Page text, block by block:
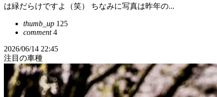
は緑だらけですよ（笑） ちなみに写真は昨年の...
thumb_up 125
comment4
2026/06/14 22:45
注目の車種